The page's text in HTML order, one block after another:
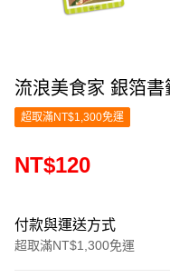
流浪美食家 銀箔書
超取滿NT$1,300免運
NT$120
付款與運送方式
超取滿NT$1,300免運